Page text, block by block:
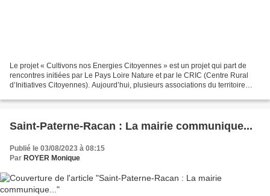
Le projet « Cultivons nos Energies Citoyennes » est un projet qui part de
rencontres initiées par Le Pays Loire Nature et par le CRIC (Centre Rural
d’Initiatives Citoyennes). Aujourd’hui, plusieurs associations du territoire
Saint-Paterne-Racan : La mairie communique...
Publié le 03/08/2023 à 08:15
Par ROYER Monique